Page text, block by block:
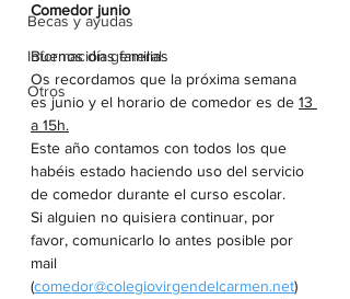
Becas y ayudas
Información general
Otros
Comedor junio
Buenos días familias
Os recordamos que la próxima semana
es junio y el horario de comedor es de 13
a 15h.
Este año contamos con todos los que
habéis estado haciendo uso del servicio
de comedor durante el curso escolar.
Si alguien no quisiera continuar, por
favor, comunicarlo lo antes posible por
mail
(comedor@colegiovirgendelcarmen.net)